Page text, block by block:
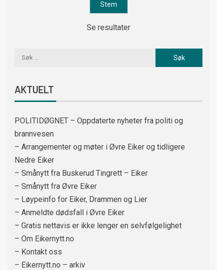
Se resultater
AKTUELT
POLITIDØGNET – Oppdaterte nyheter fra politi og
brannvesen
– Arrangementer og møter i Øvre Eiker og tidligere
Nedre Eiker
– Smånytt fra Buskerud Tingrett – Eiker
– Smånytt fra Øvre Eiker
– Løypeinfo for Eiker, Drammen og Lier
– Anmeldte dødsfall i Øvre Eiker
– Gratis nettavis er ikke lenger en selvfølgelighet
– Om Eikernytt.no
– Kontakt oss
– Eikernytt.no – arkiv